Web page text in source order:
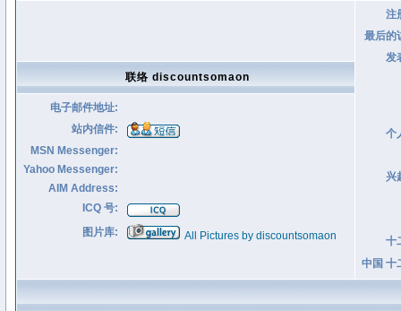
注
最后的
发
个
兴
十
中国 十
联络 discountsomaon
电子邮件地址:
站内信件:
MSN Messenger:
Yahoo Messenger:
AIM Address:
ICQ 号:
图片库:
All Pictures by discountsomaon